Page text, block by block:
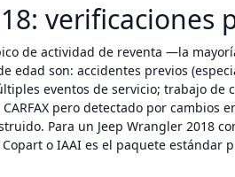
verificaciones
de actividad de reventa —la
edad son: accidentes previos
eventos de servicio; trabajo
pero detectado por
Para un Jeep Wrangler 2018
o IAAI es el paquete estándar